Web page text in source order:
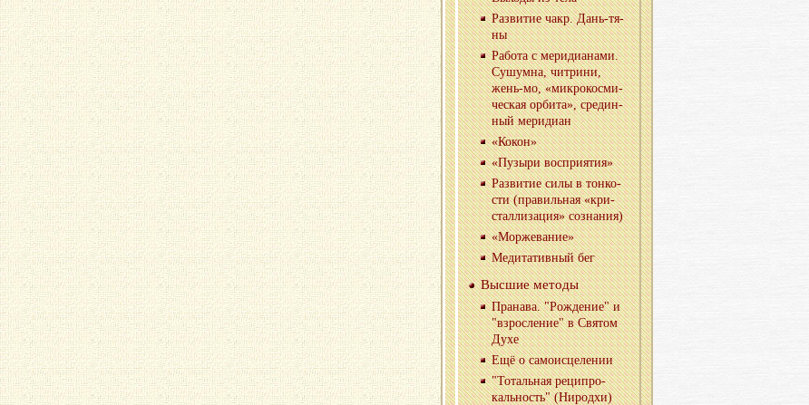
Раз­ви­тие чакр. Дань-тя­
ны
Ра­бо­та с ме­ри­ди­а­на­ми.
Су­шум­на, чит­ри­ни,
жень-мо, «мик­ро­кос­ми­
че­ская ор­би­та», сре­дин­
ный ме­ри­ди­ан
«Кокон»
«Пу­зы­ри вос­при­я­тия»
Раз­ви­тие силы в тон­ко­
сти (пра­виль­ная «кри­
стал­ли­за­ция» со­зна­ния)
«Мор­же­ва­ние»
Ме­ди­та­тив­ный бег
Выс­шие ме­то­ды
Пра­на­ва. "Рож­де­ние" и
"взрос­ле­ние" в Свя­том
Духе
Ещё о са­мо­ис­це­ле­нии
"То­таль­ная ре­ци­про­
каль­ность" (Ни­род­хи)